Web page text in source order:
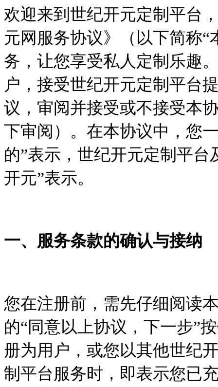
欢迎来到世纪开元定制平台
元网服务协议》（以下简称“
务，让您享受私人定制乐趣
户，接受世纪开元定制平台
议，审阅并接受或不接受本
下审阅）。在本协议中，您
的”表示，世纪开元定制平台
开元”表示。
一、服务条款的确认与接纳
您在注册前，需先仔细阅读
的“同意以上协议，下一步”
册为用户，或您以其他世纪
制平台服务时，即表示您已